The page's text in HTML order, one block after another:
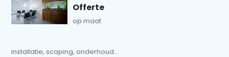
Offerte
op maat
installatie, scaping, onderhoud...